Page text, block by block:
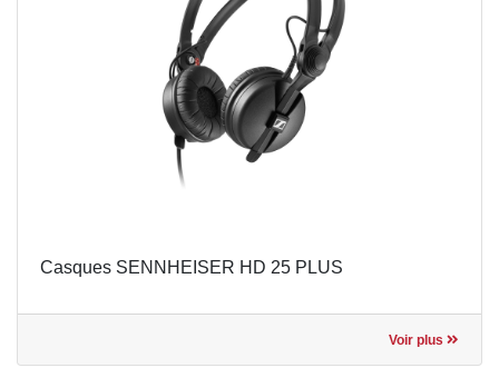
Casques SENNHEISER HD 25 PLUS
Voir plus